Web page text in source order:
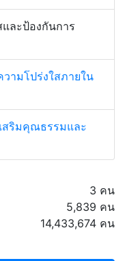
ละป้องกันการ
ามโปร่งใสภายใน
สริมคุณธรรมและ
3 คน
5,839 คน
14,433,674 คน